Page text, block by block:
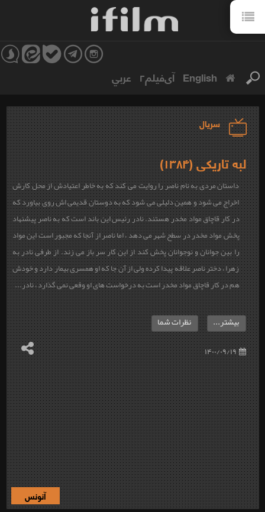
English آی‌فیلم۲ عربي
سریال
لبه تاریکی (۱۳۸۴)
داستان مردی به نام ناصر را روایت می کند که به خاطر اعتیادش از محل کارش
اخراج می شود و همین دلیلی می شود که به دوستان قدیمی اش روی بیاورد که
در کار قاچاق مواد مخدر هستند. نادر رئیس این باند است که به ناصر پیشنهاد
پخش مواد مخدر در سطح شهر می دهد ، اما ناصر از آنجا که مجبور است این مواد
را بین جوانان و نوجوانان پخش کند از این کار سر باز می زند. از طرفی نادر به
زهرا ، دختر ناصر علاقه پیدا کرده ولی از آن جا که او همسری بیمار دارد و خودش
هم در کار قاچاق مواد مخدر است به درخواست های او وقعی نمی گذارد ، نادر...
۱۴۰۰/۰۹/۱۹
بیشتر... نظرات شما
آنونس